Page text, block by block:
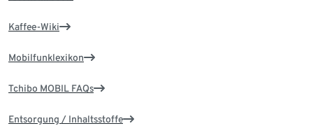
Kaffee-Wiki
Mobilfunklexikon
Tchibo MOBIL FAQs
Entsorgung / Inhaltsstoffe